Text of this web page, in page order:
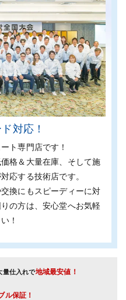
対応！
ト専門店です！
格＆⼤量在庫、そして施
応する技術店です。
換にもスピーディーに対
の方は、安心堂へお気軽
！
量仕入れで地域最安値！
ル保証！